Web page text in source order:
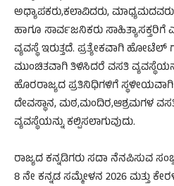
ಅಧ್ಯಾಪಕರು,ಕಲಾವಿದರು,
ಹಾಗೂ ಸಾರ್ವಜನಿಕರು
ವ್ಯವಸ್ಥೆ ಇರುತ್ತದೆ. ಪ್ರತ್ಯೇಕವಾಗಿ ಹೋಟೆಲ್
ಮುಂಚಿತವಾಗಿ ತಿಳಿಸಿದರೆ ವಸತಿ
ಹೊರರಾಜ್ಯದ ಪ್ರತಿನಿಧಿಗಳಿಗೆ ಸ್ಥಳೀಯವಾಗಿ
ದೇವಸ್ಥಾನ, ಮಠ,ಮಂದಿರ,ಆಶ್ರಮಗಳ
ವ್ಯವಸ್ಥೆಯನ್ನು ಕಲ್ಪಿಸಲಾಗುವುದು.
ರಾಜ್ಯದ ಕನ್ನಡಿಗರು ಸದಾ ನೆನಪಿಸುವ
8 ನೇ ಕನ್ನಡ ಸಮ್ಮೇಳನ 2026 ಮತ್ತು